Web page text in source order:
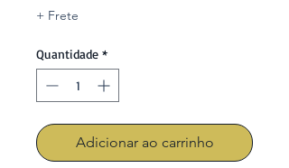
+ Frete
Quantidade *
Adicionar ao carrinho